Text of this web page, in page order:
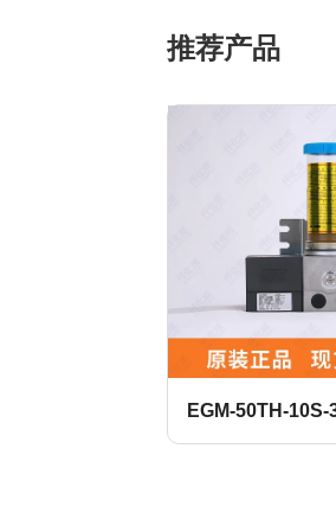
推荐产品
EGM-50TH-10S-3P